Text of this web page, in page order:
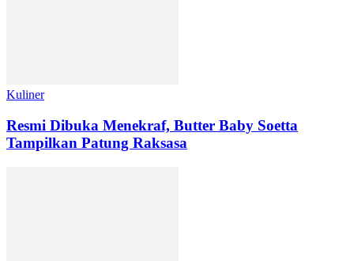
Kuliner
Resmi Dibuka Menekraf, Butter Baby Soetta
Tampilkan Patung Raksasa